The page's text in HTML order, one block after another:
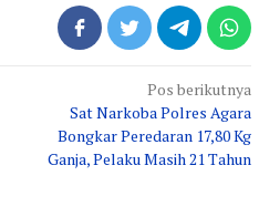
Pos berikutnya
Sat Narkoba Polres Agara
Bongkar Peredaran 17,80 Kg
Ganja, Pelaku Masih 21 Tahun